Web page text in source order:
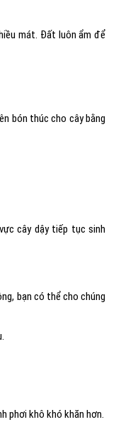
mát. Đất luôn ẩm để
bón thúc cho cây bằng
cây dậy tiếp tục sinh
bạn có thể cho chúng
phơi khô khó khăn hơn.